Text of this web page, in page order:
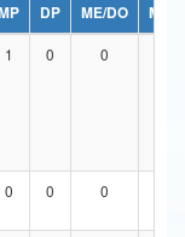
DP ME/DO
MP/
1 0 0
0 0 0